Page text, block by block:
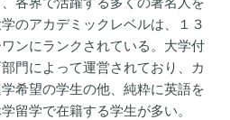
のアカデミックレベルは、１３
ンにランクされている。大学付
門によって運営されており、カ
希望の学生の他、純粋に英語を
留学で在籍する学生が多い。